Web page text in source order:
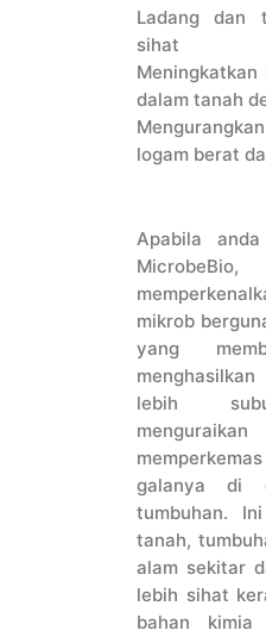
Ladang dan
sihat
dalam tanah
logam berat
Apabila anda
mikrob
yang
lebih
galanya di
tumbuhan.
tanah,
alam sekitar
lebih sihat
bahan kimia